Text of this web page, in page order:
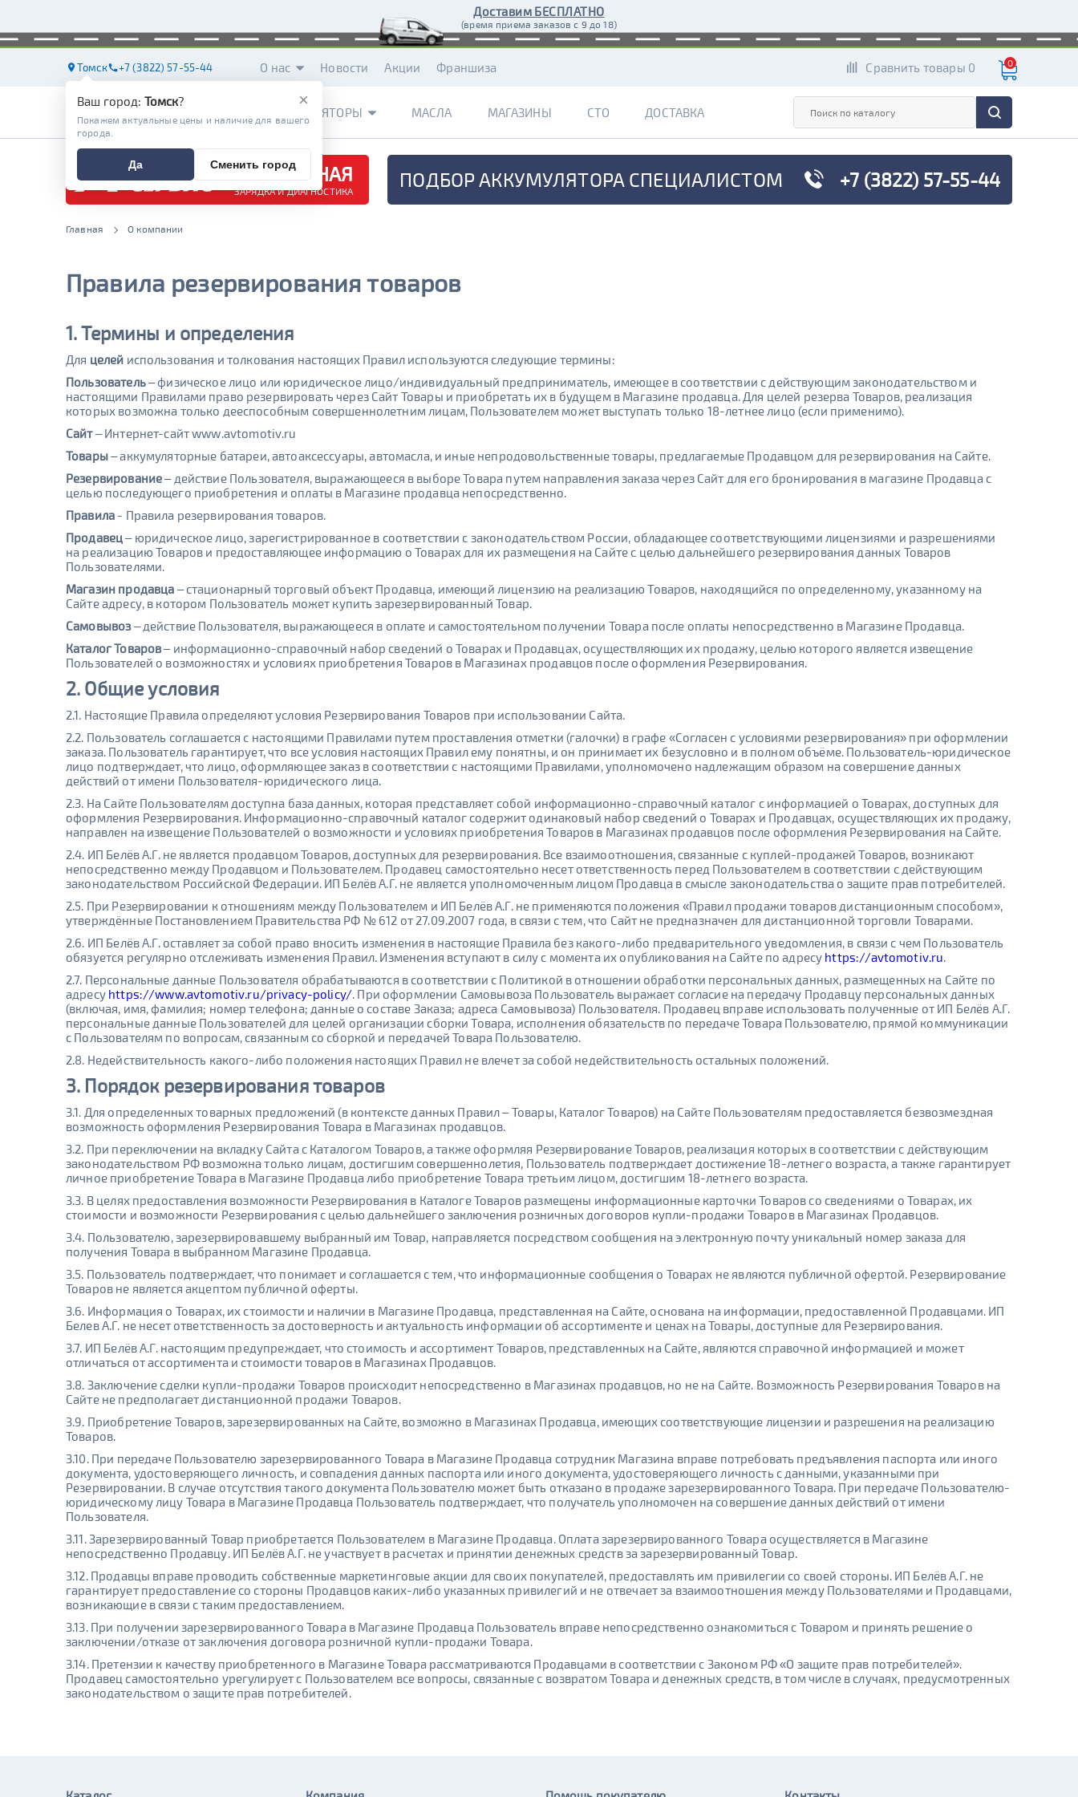
Доставим БЕСПЛАТНО
(время приема заказов с 9 до 18)
Томск +7 (3822) 57-55-44 О нас Новости Акции Франшиза Сравнить товары 0 0
АККУМУЛЯТОРЫ МАСЛА МАГАЗИНЫ СТО ДОСТАВКА
БЕСПЛАТНАЯ
ЗАРЯДКА И ДИАГНОСТИКА ПОДБОР АККУМУЛЯТОРА СПЕЦИАЛИСТОМ +7 (3822) 57-55-44
Главная О компании
Правила резервирования товаров
1. Термины и определения
Для целей использования и толкования настоящих Правил используются следующие термины:
Пользователь– физическое лицо или юридическое лицо/индивидуальный предприниматель, имеющее в соответствии с действующим законодательством и
настоящими Правилами право резервировать через Сайт Товары и приобретать их в будущем в Магазине продавца. Для целей резерва Товаров, реализация
которых возможна только дееспособным совершеннолетним лицам, Пользователем может выступать только 18-летнее лицо (если применимо).
Сайт– Интернет-сайт www.avtomotiv.ru
Товары– аккумуляторные батареи, автоаксессуары, автомасла, и иные непродовольственные товары, предлагаемые Продавцом для резервирования на Сайте.
Резервирование– действие Пользователя, выражающееся в выборе Товара путем направления заказа через Сайт для его бронирования в магазине Продавца с
целью последующего приобретения и оплаты в Магазине продавца непосредственно.
Правила - Правила резервирования товаров.
Продавец– юридическое лицо, зарегистрированное в соответствии с законодательством России, обладающее соответствующими лицензиями и разрешениями
на реализацию Товаров и предоставляющее информацию о Товарах для их размещения на Сайте с целью дальнейшего резервирования данных Товаров
Пользователями.
Магазин продавца – стационарный торговый объект Продавца, имеющий лицензию на реализацию Товаров, находящийся по определенному, указанному на
Сайте адресу, в котором Пользователь может купить зарезервированный Товар.
Самовывоз– действие Пользователя, выражающееся в оплате и самостоятельном получении Товара после оплаты непосредственно в Магазине Продавца.
Каталог Товаров– информационно-справочный набор сведений о Товарах и Продавцах, осуществляющих их продажу, целью которого является извещение
Пользователей о возможностях и условиях приобретения Товаров в Магазинах продавцов после оформления Резервирования.
2. Общие условия
2.1. Настоящие Правила определяют условия Резервирования Товаров при использовании Сайта.
2.2. Пользователь соглашается с настоящими Правилами путем проставления отметки (галочки) в графе «Согласен с условиями резервирования» при оформлении
заказа. Пользователь гарантирует, что все условия настоящих Правил ему понятны, и он принимает их безусловно и в полном объёме. Пользователь-юридическое
лицо подтверждает, что лицо, оформляющее заказ в соответствии с настоящими Правилами, уполномочено надлежащим образом на совершение данных
действий от имени Пользователя-юридического лица.
2.3. На Сайте Пользователям доступна база данных, которая представляет собой информационно-справочный каталог с информацией о Товарах, доступных для
оформления Резервирования. Информационно-справочный каталог содержит одинаковый набор сведений о Товарах и Продавцах, осуществляющих их продажу,
направлен на извещение Пользователей о возможности и условиях приобретения Товаров в Магазинах продавцов после оформления Резервирования на Сайте.
2.4. ИП Белёв А.Г. не является продавцом Товаров, доступных для резервирования. Все взаимоотношения, связанные с куплей-продажей Товаров, возникают
непосредственно между Продавцом и Пользователем. Продавец самостоятельно несет ответственность перед Пользователем в соответствии с действующим
законодательством Российской Федерации. ИП Белёв А.Г. не является уполномоченным лицом Продавца в смысле законодательства о защите прав потребителей.
2.5. При Резервировании к отношениям между Пользователем и ИП Белёв А.Г. не применяются положения «Правил продажи товаров дистанционным способом»,
утверждённые Постановлением Правительства РФ № 612 от 27.09.2007 года, в связи с тем, что Сайт не предназначен для дистанционной торговли Товарами.
2.6. ИП Белёв А.Г. оставляет за собой право вносить изменения в настоящие Правила без какого-либо предварительного уведомления, в связи с чем Пользователь
обязуется регулярно отслеживать изменения Правил. Изменения вступают в силу с момента их опубликования на Сайте по адресу https://avtomotiv.ru.
2.7. Персональные данные Пользователя обрабатываются в соответствии с Политикой в отношении обработки персональных данных, размещенных на Сайте по
адресу https://www.avtomotiv.ru/privacy-policy/. При оформлении Самовывоза Пользователь выражает согласие на передачу Продавцу персональных данных
(включая, имя, фамилия; номер телефона; данные о составе Заказа; адреса Самовывоза) Пользователя. Продавец вправе использовать полученные от ИП Белёв А.Г.
персональные данные Пользователей для целей организации сборки Товара, исполнения обязательств по передаче Товара Пользователю, прямой коммуникации
с Пользователям по вопросам, связанным со сборкой и передачей Товара Пользователю.
2.8. Недействительность какого-либо положения настоящих Правил не влечет за собой недействительность остальных положений.
3. Порядок резервирования товаров
3.1. Для определенных товарных предложений (в контексте данных Правил – Товары, Каталог Товаров) на Сайте Пользователям предоставляется безвозмездная
возможность оформления Резервирования Товара в Магазинах продавцов.
3.2. При переключении на вкладку Сайта с Каталогом Товаров, а также оформляя Резервирование Товаров, реализация которых в соответствии с действующим
законодательством РФ возможна только лицам, достигшим совершеннолетия, Пользователь подтверждает достижение 18-летнего возраста, а также гарантирует
личное приобретение Товара в Магазине Продавца либо приобретение Товара третьим лицом, достигшим 18-летнего возраста.
3.3. В целях предоставления возможности Резервирования в Каталоге Товаров размещены информационные карточки Товаров со сведениями о Товарах, их
стоимости и возможности Резервирования с целью дальнейшего заключения розничных договоров купли-продажи Товаров в Магазинах Продавцов.
3.4. Пользователю, зарезервировавшему выбранный им Товар, направляется посредством сообщения на электронную почту уникальный номер заказа для
получения Товара в выбранном Магазине Продавца.
3.5. Пользователь подтверждает, что понимает и соглашается с тем, что информационные сообщения о Товарах не являются публичной офертой. Резервирование
Товаров не является акцептом публичной оферты.
3.6. Информация о Товарах, их стоимости и наличии в Магазине Продавца, представленная на Сайте, основана на информации, предоставленной Продавцами. ИП
Белев А.Г. не несет ответственность за достоверность и актуальность информации об ассортименте и ценах на Товары, доступные для Резервирования.
3.7. ИП Белёв А.Г. настоящим предупреждает, что стоимость и ассортимент Товаров, представленных на Сайте, являются справочной информацией и может
отличаться от ассортимента и стоимости товаров в Магазинах Продавцов.
3.8. Заключение сделки купли-продажи Товаров происходит непосредственно в Магазинах продавцов, но не на Сайте. Возможность Резервирования Товаров на
Сайте не предполагает дистанционной продажи Товаров.
3.9. Приобретение Товаров, зарезервированных на Сайте, возможно в Магазинах Продавца, имеющих соответствующие лицензии и разрешения на реализацию
Товаров.
3.10. При передаче Пользователю зарезервированного Товара в Магазине Продавца сотрудник Магазина вправе потребовать предъявления паспорта или иного
документа, удостоверяющего личность, и совпадения данных паспорта или иного документа, удостоверяющего личность с данными, указанными при
Резервировании. В случае отсутствия такого документа Пользователю может быть отказано в продаже зарезервированного Товара. При передаче Пользователю-
юридическому лицу Товара в Магазине Продавца Пользователь подтверждает, что получатель уполномочен на совершение данных действий от имени
Пользователя.
3.11. Зарезервированный Товар приобретается Пользователем в Магазине Продавца. Оплата зарезервированного Товара осуществляется в Магазине
непосредственно Продавцу. ИП Белёв А.Г. не участвует в расчетах и принятии денежных средств за зарезервированный Товар.
3.12. Продавцы вправе проводить собственные маркетинговые акции для своих покупателей, предоставлять им привилегии со своей стороны. ИП Белёв А.Г. не
гарантирует предоставление со стороны Продавцов каких-либо указанных привилегий и не отвечает за взаимоотношения между Пользователями и Продавцами,
возникающие в связи с таким предоставлением.
3.13. При получении зарезервированного Товара в Магазине Продавца Пользователь вправе непосредственно ознакомиться с Товаром и принять решение о
заключении/отказе от заключения договора розничной купли-продажи Товара.
3.14. Претензии к качеству приобретенного в Магазине Товара рассматриваются Продавцами в соответствии с Законом РФ «О защите прав потребителей».
Продавец самостоятельно урегулирует с Пользователем все вопросы, связанные с возвратом Товара и денежных средств, в том числе в случаях, предусмотренных
законодательством о защите прав потребителей.
×
Ваш город: Томск?
Покажем актуальные цены и наличие для вашего
города.
Да Сменить город